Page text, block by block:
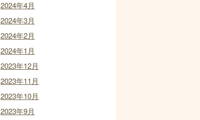
2024年4月
2024年3月
2024年2月
2024年1月
2023年12月
2023年11月
2023年10月
2023年9月